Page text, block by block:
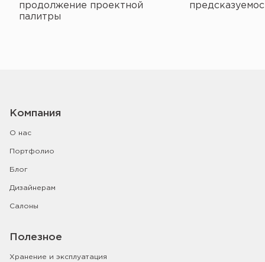
продолжение проектной
палитры
Компания
О нас
Портфолио
Блог
Дизайнерам
Салоны
Полезное
Хранение и эксплуатация